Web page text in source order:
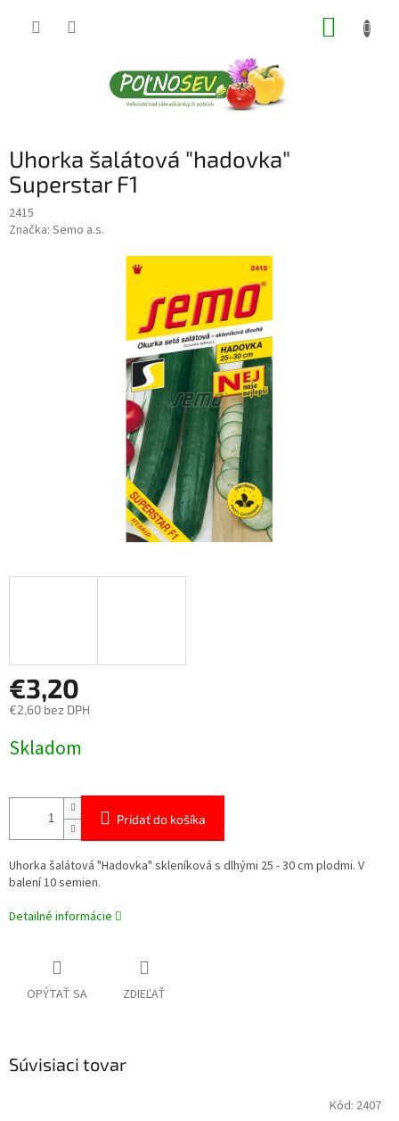
Uhorka šalátová "hadovka"
Superstar F1
2415
Značka: Semo a.s.
€3,20
€2,60 bez DPH
cena:
Skladom
Pridať do košíka
Uhorka šalátová "Hadovka" skleníková s dlhými 25 -30cm plodmi. V
balení 10 semien.
Detailné informácie
OPÝTAŤ SA ZDIEĽAŤ
Súvisiaci tovar
Kód: 2407